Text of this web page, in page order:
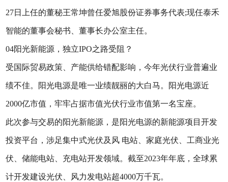
27日上任的董秘王常坤曾任爱旭股份证券事务代表;现任泰禾
智能的董事会秘书、董事长办公室主任。
04阳光新能源，独立IPO之路受阻？
受国际贸易政策、产能供给错配影响，今年光伏行业普遍业
绩不佳。阳光电源是唯一业绩靓丽的大白马。阳光电源近
2000亿市值，牢牢占据市值光伏行业市值第一名宝座。
此次参与交易的阳光新能源，是阳光电源的新能源项目开发
投资平台，涉足集中式光伏及风 电站、家庭光伏、工商业光
伏、储能电站、充电站开发领域。截至2023年年底，全球累
计开发建设光伏、风力发电站超4000万千瓦。